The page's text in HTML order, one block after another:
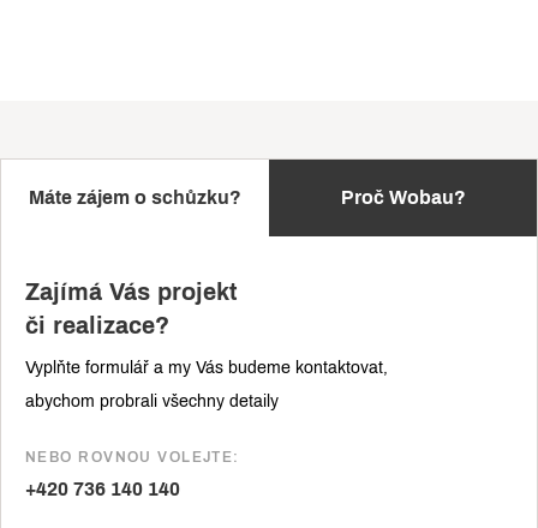
Máte zájem o schůzku? Proč Wobau?
Zajímá Vás projekt
či realizace?
Vyplňte formulář a my Vás budeme kontaktovat,
abychom probrali všechny detaily
NEBO ROVNOU VOLEJTE:
+420 736 140 140